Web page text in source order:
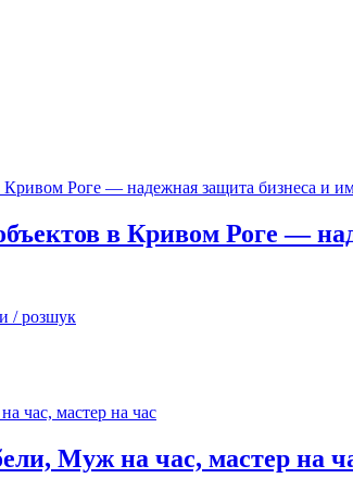
в Кривом Роге —
/ розшук
Муж на час, мастер на